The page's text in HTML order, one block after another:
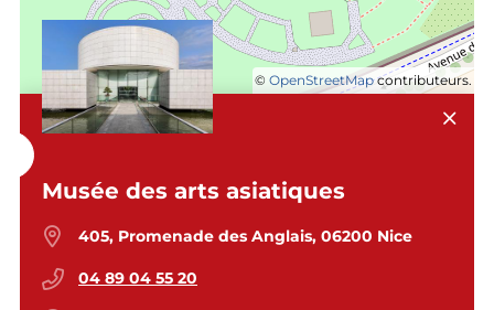
© OpenStreetMapcontributeurs.
Musée des arts asiatiques
405, Promenade des Anglais, 06200 Nice
04 89 04 55 20